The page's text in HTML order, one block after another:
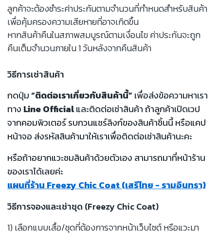
ลูกค้าจะต้องชำระค่าประกันตามจำนวนที่กำหนดสำหรับสินค้า
เพื่อคุ้มครองความเสียหายที่อาจเกิดขึ้น
หากสินค้าคืนในสภาพสมบูรณ์ตามเงื่อนไข ค่าประกันจะถูก
คืนเต็มจำนวนภายใน 1 วันหลังจากคืนสินค้า
วิธีการเช่าสินค้า
กดปุ่ม“ติดต่อเราเกี่ยวกับสินค้านี้”เพื่อส่งข้อความหาเรา
ทาง Line Officialและติดต่อเช่าสินค้า ถ้าลูกค้าเปิดเวป
จากคอมพิวเตอร์ รบกวนแชร์ลิงก์ของสินค้าชิ้นนี้ หรือแคป
หน้าจอ ส่งรหัสสินค้ามาให้เราเพื่อติดต่อเช่าสินค้านะคะ
หรือถ้าอยากแวะชมสินค้าด้วยตัวเอง สามารถมาที่หน้าร้าน
ของเราได้เลยค่ะ
แผนที่ร้าน Freezy Chic Coat (เสรีไทย - รามอินทรา)
วิธีการจองและเช่าชุด (Freezy Chic Coat)
1) เลือกแบบเสื้อ/ชุดที่ต้องการจากหน้าเว็บไซต์ หรือแวะมา